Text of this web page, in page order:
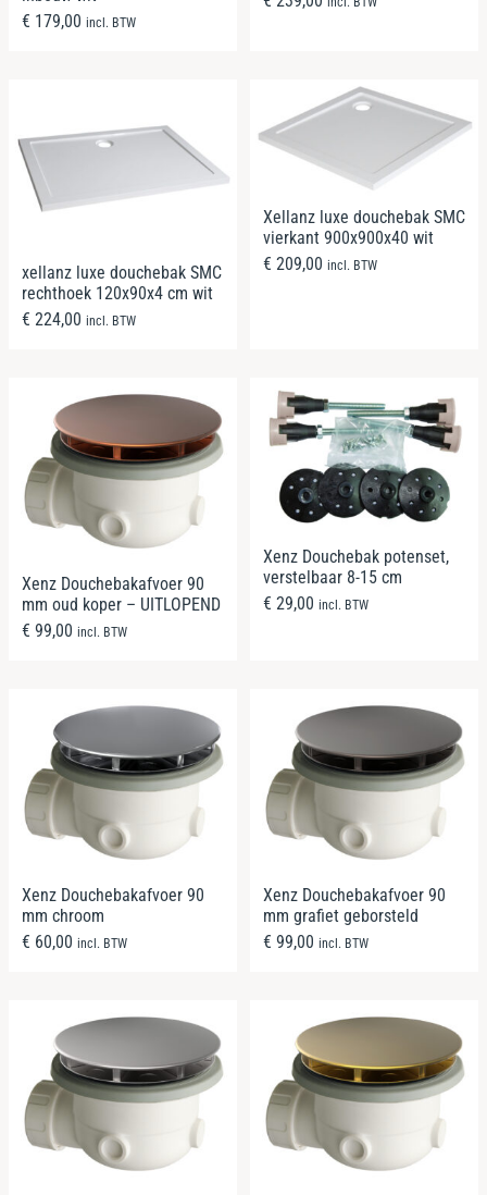
€ 179,00 incl. BTW
xellanz luxe douchebak SMC
rechthoek 120x90x4 cm wit
€ 224,00 incl. BTW
Xellanz luxe douchebak SMC
vierkant 900x900x40 wit
€ 209,00 incl. BTW
Xenz Douchebakafvoer 90
mm oud koper – UITLOPEND
€ 99,00 incl. BTW
Xenz Douchebak potenset,
verstelbaar 8-15 cm
€ 29,00 incl. BTW
Xenz Douchebakafvoer 90
mm chroom
€ 60,00 incl. BTW
Xenz Douchebakafvoer 90
mm grafiet geborsteld
€ 99,00 incl. BTW